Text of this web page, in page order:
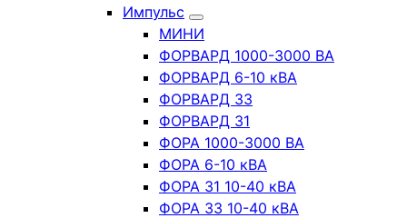
Импульс
МИНИ
ФОРВАРД 1000-3000 ВА
ФОРВАРД 6-10 кВА
ФОРВАРД 33
ФОРВАРД 31
ФОРА 1000-3000 ВА
ФОРА 6-10 кВА
ФОРА 31 10-40 кВА
ФОРА 33 10-40 кВА